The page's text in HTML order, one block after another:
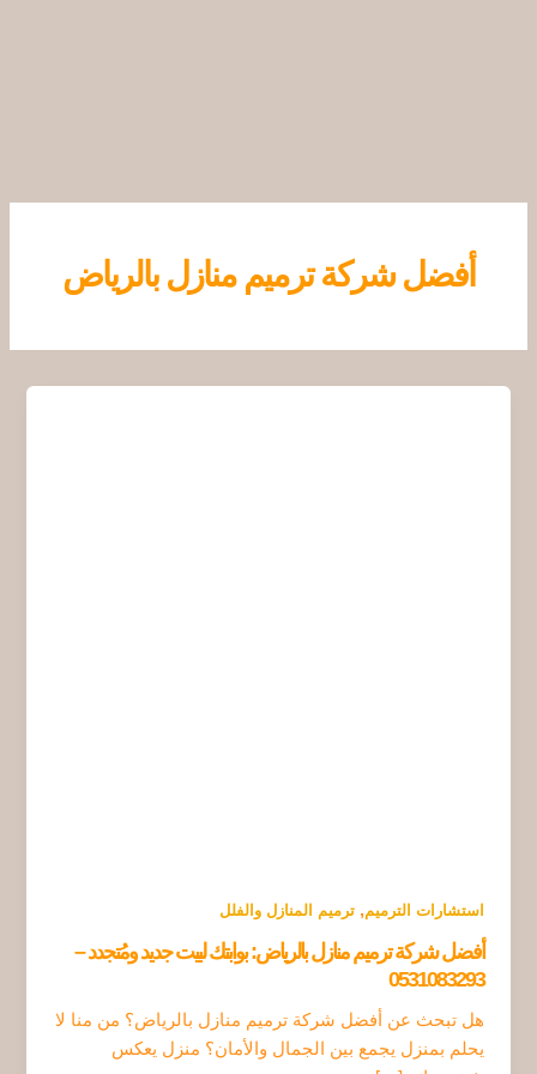
أفضل شركة ترميم منازل بالرياض
استشارات الترميم,ترميم المنازل والفلل
أفضل شركة ترميم منازل بالرياض: بوابتك لبيت جديد ومُتجدد –
0531083293
هل تبحث عن أفضل شركة ترميم منازل بالرياض؟ من منا لا
يحلم بمنزل يجمع بين الجمال والأمان؟ منزل يعكس